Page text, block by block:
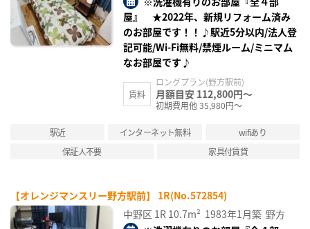
屋』 ★2022年、新規リフォーム済み
のお部屋です！！♪駅近5分以内/法人登
記可能/Wi-Fi無料/禁煙ルーム/ミニマム
なお部屋です♪
賃料
ロングプラン(野方駅前)
月額目安 112,800円～
初期費用他 35,980円～
駅近 インターネット無料
wifiあり
保証人不要
家具付賃貸
【オレンジマンスリー野方駅前】 1R(No.572854)
中野区 1R 10.7m² 1983年1月築 野方